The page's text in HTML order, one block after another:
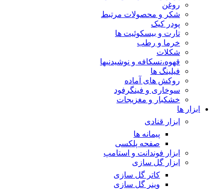
روغن
شکر و محصولات مرتبط
پودر کیک
تارت و بیسکوئیت ها
خرما و رطب
شکلات
قهوه،نسکافه و نوشیدنیها
فیلینگ ها
روکش های آماده
سوخاری و فینگرفود
خشکبار و مغزیجات
ابزار ها
ابزار قنادی
پیمانه ها
صفحه پلکسی
ابزار فوندانت و استامپ
ابزار گل سازی
کاتر گل سازی
وینر گل سازی